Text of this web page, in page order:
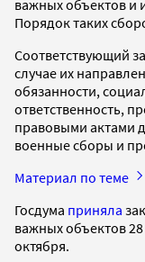
важных объектов и
Порядок таких
Соответствующий
случае их
обязанности,
ответственность,
правовыми актами
военные сборы и
Материал по теме
Госдума приняла
важных объектов
октября.